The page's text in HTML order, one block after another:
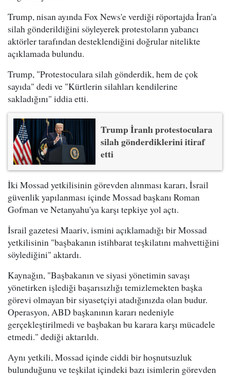
Trump, nisan ayında Fox News'e verdiği röportajda İran'a
silah gönderildiğini söyleyerek protestoların yabancı
aktörler tarafından desteklendiğini doğrular nitelikte
açıklamada bulundu.
Trump, "Protestoculara silah gönderdik, hem de çok
sayıda" dedi ve "Kürtlerin silahları kendilerine
sakladığını" iddia etti.
Trump İranlı protestoculara
silah gönderdiklerini itiraf
etti
İki Mossad yetkilisinin görevden alınması kararı, İsrail
güvenlik yapılanması içinde Mossad başkanı Roman
Gofman ve Netanyahu'ya karşı tepkiye yol açtı.
İsrail gazetesi Maariv, ismini açıklamadığı bir Mossad
yetkilisinin "başbakanın istihbarat teşkilatını mahvettiğini
söylediğini" aktardı.
Kaynağın, "Başbakanın ve siyasi yönetimin savaşı
yönetirken işlediği başarısızlığı temizlemekten başka
görevi olmayan bir siyasetçiyi atadığınızda olan budur.
Operasyon, ABD başkanının kararı nedeniyle
gerçekleştirilmedi ve başbakan bu karara karşı mücadele
etmedi." dediği aktarıldı.
Aynı yetkili, Mossad içinde ciddi bir hoşnutsuzluk
bulunduğunu ve teşkilat içindeki bazı isimlerin görevden